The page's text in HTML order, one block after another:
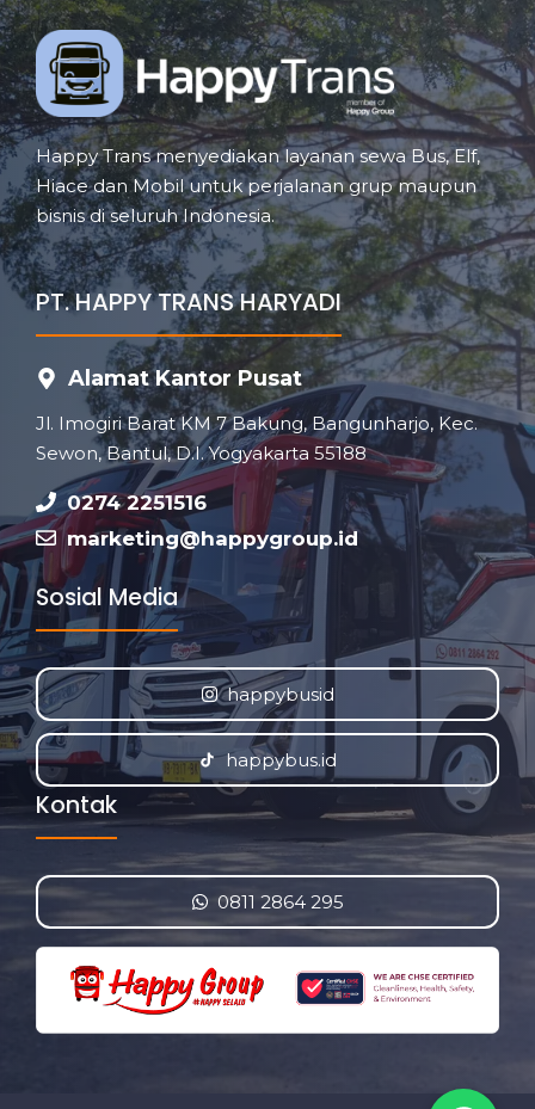
Happy Trans menyediakan layanan sewa Bus, Elf,
Hiace dan Mobil untuk perjalanan grup maupun
bisnis di seluruh Indonesia.
PT. HAPPY TRANS HARYADI
Alamat Kantor Pusat
Jl. Imogiri Barat KM 7 Bakung, Bangunharjo, Kec.
Sewon, Bantul, D.I. Yogyakarta 55188
0274 2251516
marketing@happygroup.id
Sosial Media
happybusid
happybus.id
Kontak
0811 2864 295